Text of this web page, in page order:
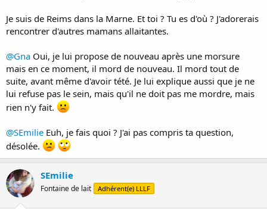
Je suis de Reims dans la Marne. Et toi ? Tu es d'où ? J'adorerais
rencontrer d'autres mamans allaitantes.
@Gna Oui, je lui propose de nouveau après une morsure
mais en ce moment, il mord de nouveau. Il mord tout de
suite, avant même d'avoir tété. Je lui explique aussi que je ne
lui refuse pas le sein, mais qu'il ne doit pas me mordre, mais
rien n'y fait.
@SEmilie Euh, je fais quoi ? J'ai pas compris ta question,
désolée.
SEmilie
Fontaine de lait Adhérent(e) LLLF